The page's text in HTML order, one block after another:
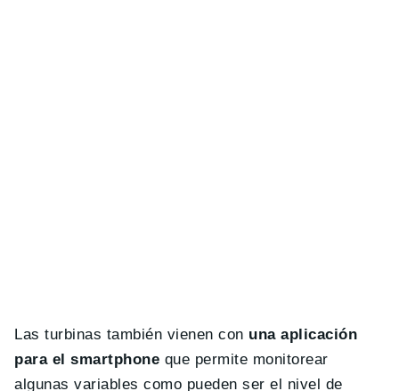
Las turbinas también vienen con una aplicación
para el smartphone que permite monitorear
algunas variables como pueden ser el nivel de